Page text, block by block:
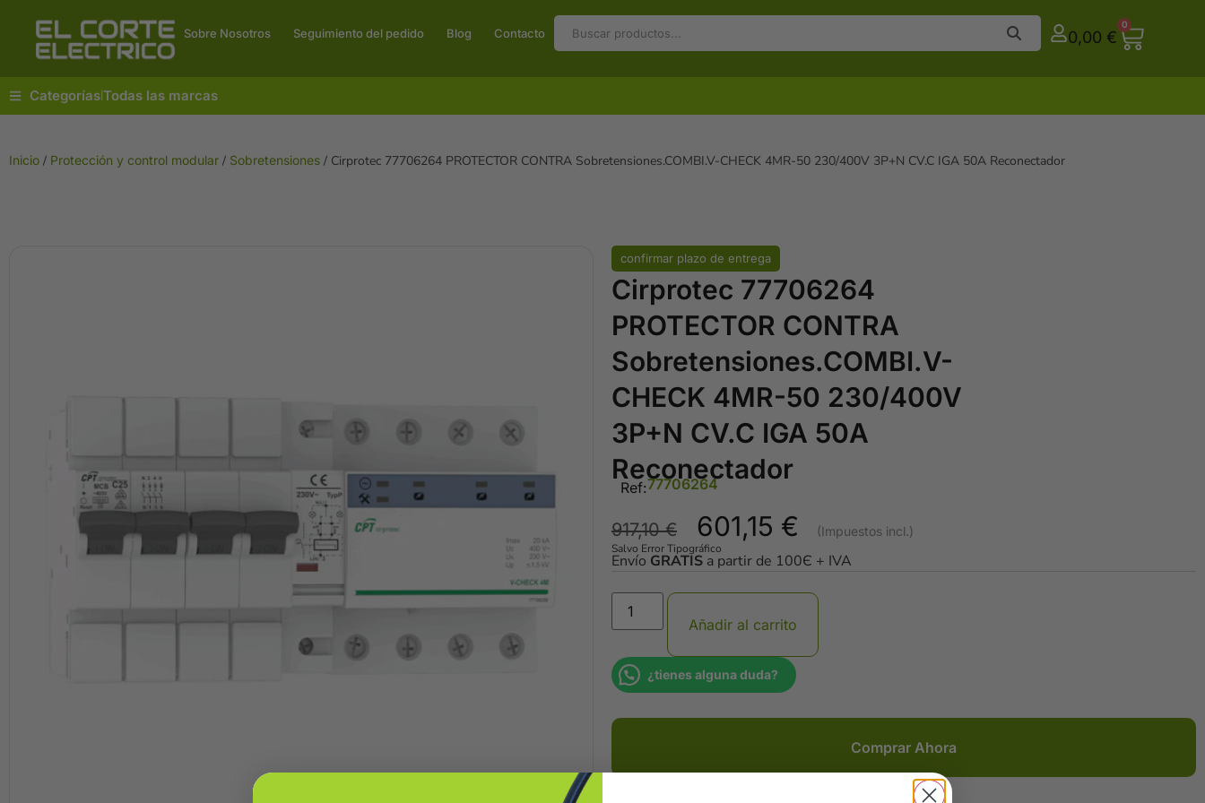
Sobre Nosotros Seguimiento del pedido Blog Contacto 0,00 €
0
Categorías| Todas las marcas
Inicio / Protección y control modular / Sobretensiones / Cirprotec 77706264 PROTECTOR CONTRA Sobretensiones.COMBI.V-CHECK 4MR-50 230/400V 3P+N CV.C IGA 50A Reconectador
confirmar plazo de entrega
Cirprotec 77706264
PROTECTOR CONTRA
Sobretensiones.COMBI.V-
CHECK 4MR-50 230/400V
3P+N CV.C IGA 50A
Reconectador
Ref:77706264
917,10€ 601,15 €
Salvo Error Tipográfico
Envío GRATIS a partir de 100Є + IVA
Añadir al carrito
¿tienes alguna duda?
Comprar Ahora